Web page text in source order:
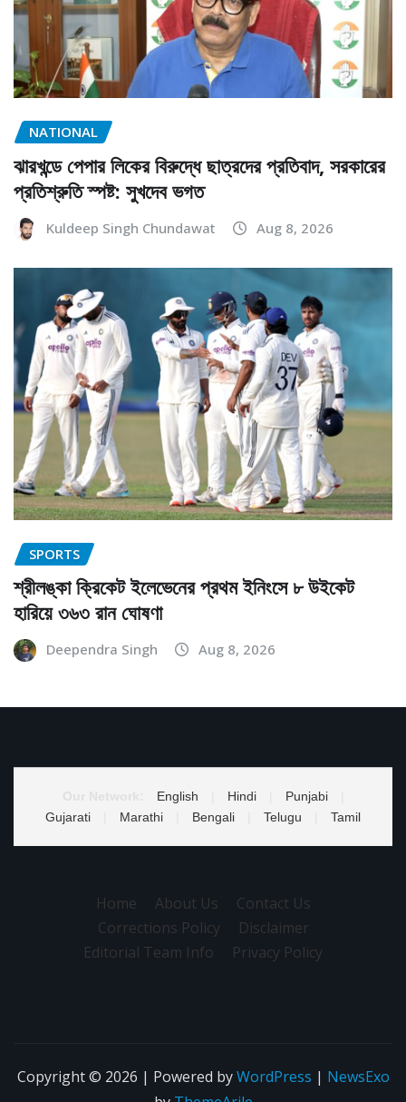
NATIONAL
ঝারখন্ডে পেপার লিকের বিরুদ্ধে ছাত্রদের প্রতিবাদ, সরকারের
প্রতিশ্রুতি স্পষ্ট: সুখদেব ভগত
Kuldeep Singh Chundawat Aug 8, 2026
SPORTS
শ্রীলঙ্কা ক্রিকেট ইলেভেনের প্রথম ইনিংসে ৮ উইকেট
হারিয়ে ৩৬৩ রান ঘোষণা
Deependra Singh Aug 8, 2026
English Hindi Punjabi
Gujarati
Marathi Bengali Telugu Tamil
Home About Us
Contact Us
Corrections Policy
Disclaimer
Editorial Team Info
Privacy Policy
Copyright © 2026 | Powered byWordPress | NewsExo